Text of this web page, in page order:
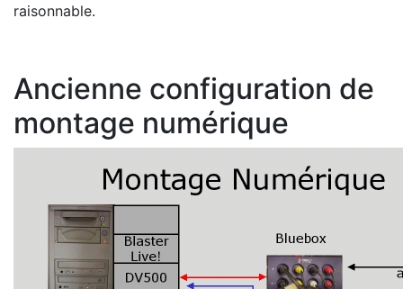
raisonnable.
Ancienne configuration de
montage numérique